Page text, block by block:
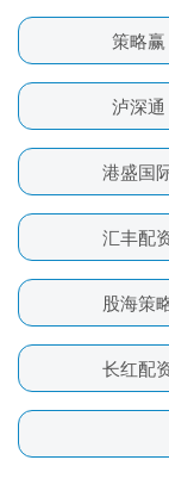
策略赢
泸深通
港盛国
汇丰配
股海策
长红配